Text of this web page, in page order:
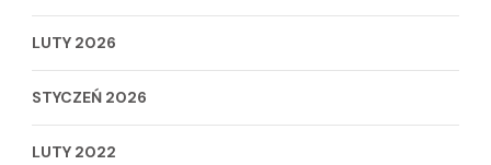
LUTY 2026
STYCZEŃ 2026
LUTY 2022